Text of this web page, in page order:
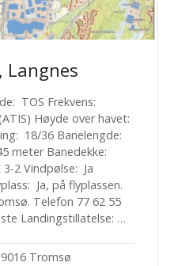
TOS Frekvens:
Høyde over havet:
18/36 Banelengde:
meter Banedekke:
2 Vindpølse: Ja
Ja, på flyplassen.
Telefon 77 62 55
Landingstillatelse: …
Tromsø